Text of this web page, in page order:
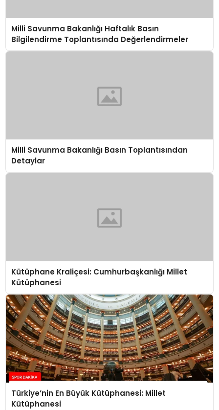
Milli Savunma Bakanlığı Haftalık Basın
Bilgilendirme Toplantısında Değerlendirmeler
Milli Savunma Bakanlığı Basın Toplantısından
Detaylar
Kütüphane Kraliçesi: Cumhurbaşkanlığı Millet
Kütüphanesi
Türkiye’nin En Büyük Kütüphanesi: Millet
Kütüphanesi